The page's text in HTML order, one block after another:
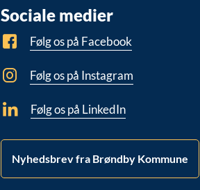
Sociale medier
Følg os på Facebook
Følg os på Instagram
Følg os på LinkedIn
Nyhedsbrev fra Brøndby Kommune